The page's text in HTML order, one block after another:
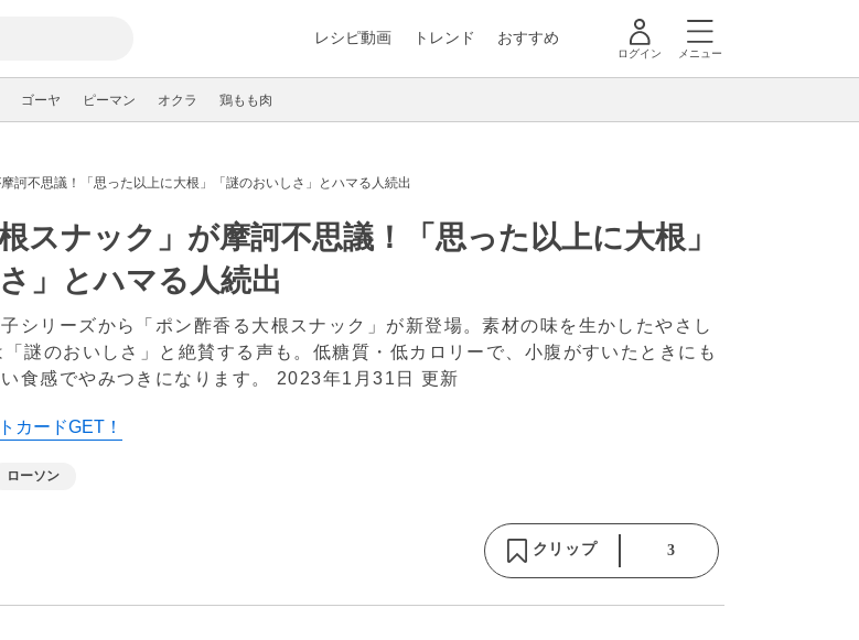
レシピ動画 トレンド おすすめ
ログイン メニュー
ゴーヤ ピーマン オクラ 鶏もも肉
訶不思議！「思った以上に大根」「謎のおいしさ」とハマる人続出
スナック」が摩訶不思議！「思った以上に大根」
」とハマる人続出
シリーズから「ポン酢香る大根スナック」が新登場。素材の味を生かしたやさし
謎のおいしさ」と絶賛する声も。低糖質・低カロリーで、小腹がすいたときにも
食感でやみつきになります。 2023年1月31日 更新
カードGET！
ローソン
クリップ 3